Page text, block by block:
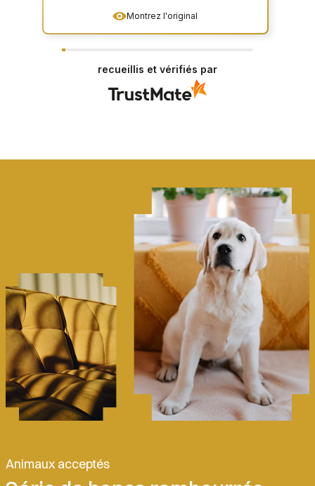
Montrez l'original
accélérer la livraison et baisser le prix.
Cinq étoiles parce que le produit en est
recueillis et vérifiés par
Animaux acceptés